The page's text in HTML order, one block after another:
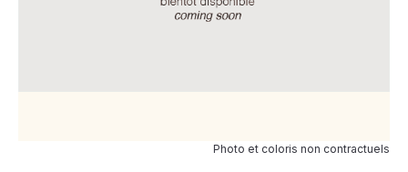
Photo et coloris non contractuels